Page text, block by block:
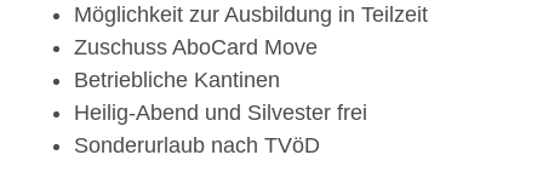
Möglichkeit zur Ausbildung in Teilzeit
Zuschuss AboCard Move
Betriebliche Kantinen
Heilig-Abend und Silvester frei
Sonderurlaub nach TVöD